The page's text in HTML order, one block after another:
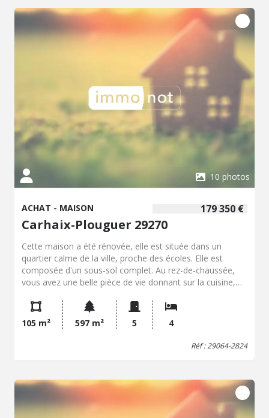
l'assainissement collectif. L'installation électrique, le
chauffage et l'isolation seront à revoir. Deux jardinets
sont présents sur chaque côté du bien. Le bien se situe
dans la ville de CARHAIX PLOUGUER, avec un accès aux
commodités de proximité : bus, écoles, commerces,
services et centre-ville. La localisation permet de
bénéficier des principaux équipements de la ville et des
services accessibles au quotidien. CARHAIX PLOUGUER
est une commune du centre-ouest du Finistère, connue
pour sa position au coeur du Poher. La ville dispose de
plusieurs établissements scolaires, de commerces de
proximité, de services administratifs et de transports. Elle
accueille également des événements culturels et dispose
d'équipements publics, de structures sportives et de
services de santé. Contactez notre office notarial pour
obtenir de plus amples renseignements sur cette maison !
10 photos
179 350 €
ACHAT - MAISON
Carhaix-Plouguer 29270
Cette maison a été rénovée, elle est située dans un
quartier calme de la ville, proche des écoles. Elle est
composée d'un sous-sol complet. Au rez-de-chaussée,
vous avez une belle pièce de vie donnant sur la cuisine,
desservant trois chambres, une salle de bains et toilettes.
Terrasse à l'arrière donnant sur un charmant jardin .
Laissez-vous tenter par une visite.
105 m² 597 m² 5 4
Réf : 29064-2824